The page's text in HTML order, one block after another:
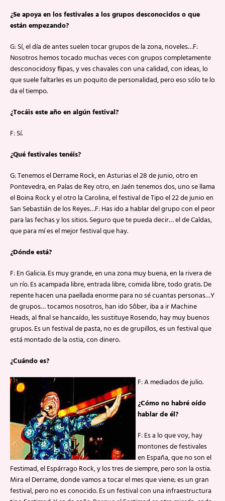
¿Se apoya en los festivales a los grupos desconocidos o que
están empezando?
G: Sí, el día de antes suelen tocar grupos de la zona, noveles…F:
Nosotros hemos tocado muchas veces con grupos completamente
desconocidosy flipas, y ves chavales con una calidad, con ideas, lo
que suele faltarles es un poquito de personalidad, pero eso sólo te lo
da el tiempo.
¿Tocáis este año en algún festival?
F: Sí.
¿Qué festivales tenéis?
G: Tenemos el Derrame Rock, en Asturias el 28 de junio, otro en
Pontevedra, en Palas de Rey otro, en Jaén tenemos dos, uno se llama
el Boina Rock y el otro la Carolina, el festival de Tipo el 22 de junio en
San Sebastián de los Reyes…F: Has ido a hablar del grupo con el peor
para las fechas y los sitios. Seguro que te pueda decir… el de Caldas,
que para mí es el mejor festival que hay.
¿Dónde está?
F: En Galicia. Es muy grande, en una zona muy buena, en la rivera de
un río. Es acampada libre, entrada libre, comida libre, todo gratis. De
repente hacen una paellada enorme para no sé cuantas personas…Y
de grupos… tocamos nosotros, han ido Sôber, iba a ir Machine
Heads, al final se hancaído, les sustituye Rosendo, hay muy buenos
grupos. Es un festival de pasta, no es de grupillos, es un festival que
está montado de la ostia, con dinero.
¿Cuándo es?
F: A mediados de julio.
¿Cómo no habré oído
hablar de él?
F: Es a lo que voy, hay
montones de festivales
en España, que no son el
Festimad, el Espárrago Rock, y los tres de siempre, pero son la ostia.
Mira el Derrame, donde vamos a tocar el mes que viene; es un gran
festival, pero no es conocido. Es un festival con una infraestructura